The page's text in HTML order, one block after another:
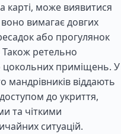
карті, може виявитися
вимагає довгих
або прогулянок
ретельно
цокольних приміщень. У
мандрівників віддають
до укриття,
та чіткими
ситуацій.